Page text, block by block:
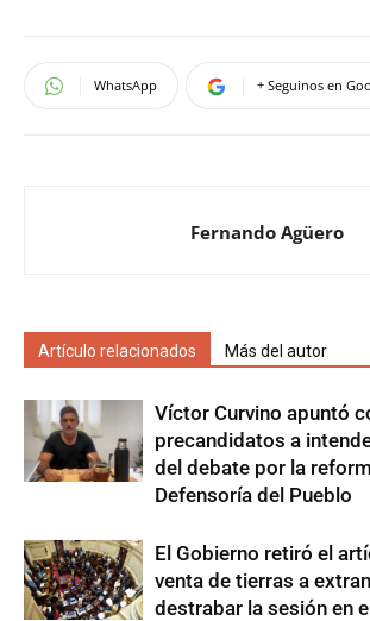
WhatsApp + Seguinos en
Fernando Agüero
Artículo relacionados Más del autor
Víctor Curvino apuntó
precandidatos a
del debate por la
Defensoría del Pueblo
El Gobierno retiró el
venta de tierras a
destrabar la sesión en